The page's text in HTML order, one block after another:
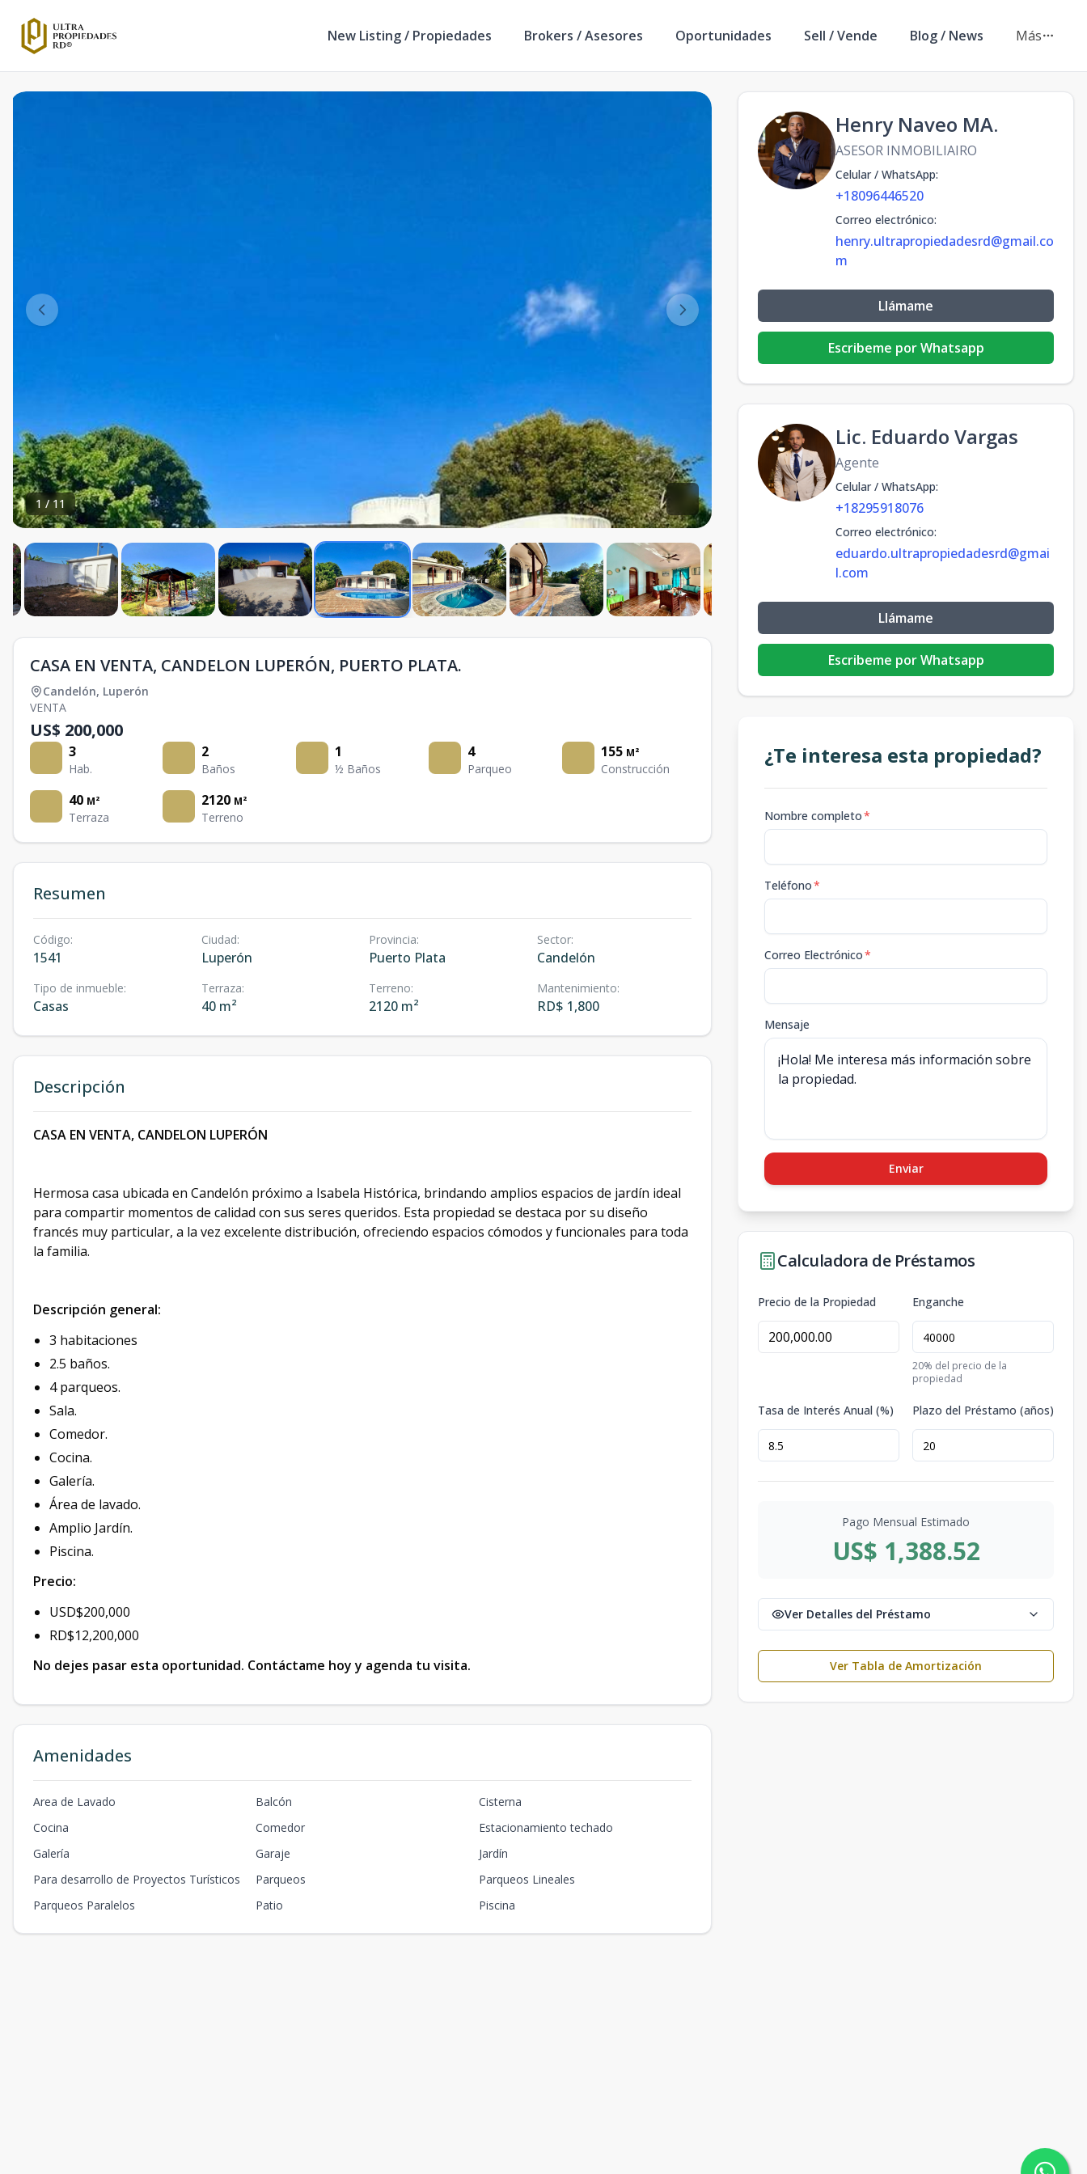
New Listing / Propiedades Brokers / Asesores Oportunidades Sell / Vende Blog / News Más
1 /11
CASA EN VENTA, CANDELON LUPERÓN, PUERTO PLATA.
Candelón, Luperón
VENTA
US$ 200,000
3
Hab.
2
Baños
1
½ Baños
4
Parqueo
155 M²
Construcción
40 M²
Terraza
2120 M²
Terreno
Resumen
Código:
1541
Ciudad:
Luperón
Provincia:
Puerto Plata
Sector:
Candelón
Tipo de inmueble:
Casas
Terraza:
40 m²
Terreno:
2120 m²
Mantenimiento:
RD$ 1,800
Descripción
CASA EN VENTA, CANDELON LUPERÓN
Hermosa casa ubicada en Candelón próximo a Isabela Histórica, brindando amplios espacios de jardín ideal
para compartir momentos de calidad con sus seres queridos. Esta propiedad se destaca por su diseño
francés muy particular, a la vez excelente distribución, ofreciendo espacios cómodos y funcionales para toda
la familia.
Descripción general:
3 habitaciones
2.5 baños.
4 parqueos.
Sala.
Comedor.
Cocina.
Galería.
Área de lavado.
Amplio Jardín.
Piscina.
Precio:
USD$200,000
RD$12,200,000
No dejes pasar esta oportunidad. Contáctame hoy y agenda tu visita.
Amenidades
Area de Lavado Balcón
Cisterna
Cocina
Comedor
Estacionamiento techado
Galería
Garaje
Jardín
Para desarrollo de Proyectos Turísticos
Parqueos
Parqueos Lineales
Parqueos Paralelos
Patio Piscina
Henry Naveo MA.
ASESOR INMOBILIAIRO
Celular / WhatsApp:
+18096446520
Correo electrónico:
henry.ultrapropiedadesrd@gmail.co
m
Llámame
Escribeme por Whatsapp
Lic. Eduardo Vargas
Agente
Celular / WhatsApp:
+18295918076
Correo electrónico:
eduardo.ultrapropiedadesrd@gmai
l.com
Llámame
Escribeme por Whatsapp
¿Te interesa esta propiedad?
Nombre completo*
Teléfono*
Correo Electrónico*
Mensaje
Enviar
Calculadora de Préstamos
Precio de la Propiedad Enganche
20% del precio de la
propiedad
Tasa de Interés Anual (%) Plazo del Préstamo (años)
Pago Mensual Estimado
US$ 1,388.52
Ver Detalles del Préstamo
Ver Tabla de Amortización